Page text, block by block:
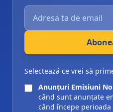
Introdu adresa ta de
Selectează ce vrei să
Anunțuri Emisiuni
când sunt anunțate
când începe